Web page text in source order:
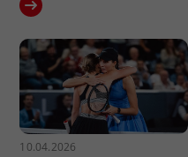
10.04.2026